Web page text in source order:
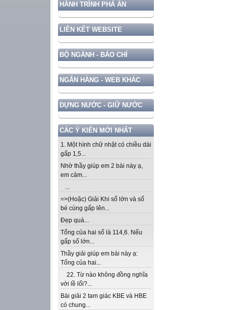
HÀNH TRÌNH PHÁ ÁN
LIÊN KẾT WEBSITE
BỘ NGÀNH - BÁO CHÍ
NGÂN HÀNG - WEB KHÁC
DỰNG NƯỚC - GIỮ NƯỚC
CÁC Ý KIẾN MỚI NHẤT
1. Một hình chữ nhật có chiều dài
gấp 1,5...
Nhờ thầy giúp em 2 bài này ạ,
em cảm...
...
=>(Hoặc) Giải Khi số lớn và số
bé cùng gấp lên...
Đẹp quá...
Tổng của hai số là 114,6. Nếu
gấp số lớn...
Thầy giải giúp em bài này ạ:
Tổng của hai...
22. Từ nào không đồng nghĩa
với lề lối?...
Bài giải 2 tam giác KBE và HBE
có chung...